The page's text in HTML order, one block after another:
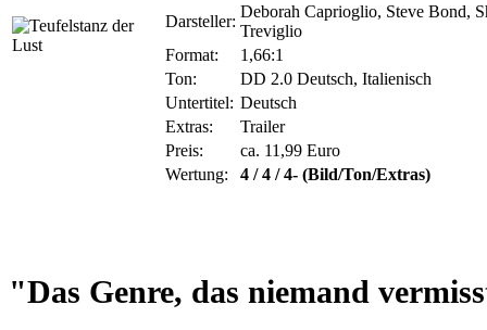
Darsteller:
Deborah Caprioglio, Steve Bond,
Treviglio
Format:
1,66:1
Ton:
DD 2.0 Deutsch, Italienisch
Untertitel: Deutsch
Extras:
Trailer
Preis:
ca. 11,99 Euro
Wertung:
4 / 4 / 4- (Bild/Ton/Extras)
"Das Genre, das niemand